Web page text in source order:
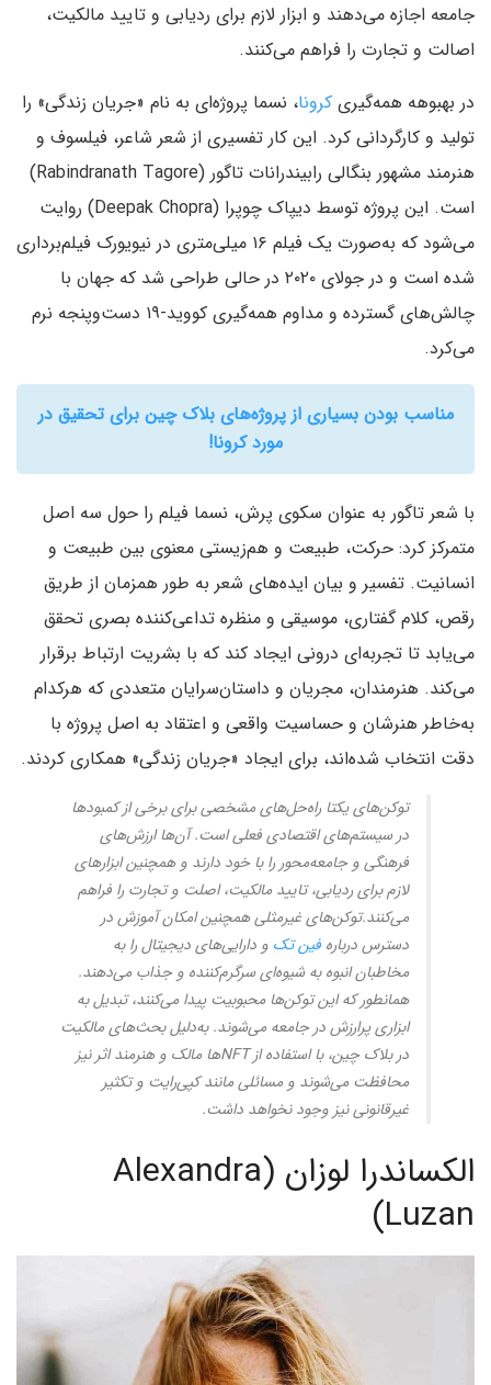
جامعه اجازه می‌دهند و ابزار لازم برای ردیابی و تایید مالکیت،
اصالت و تجارت را فراهم می‌کنند.
در بهبوهه همه‌گیری کرونا، نسما پروژه‌ای به نام «جریان زندگی» را
تولید و کارگردانی کرد. این کار تفسیری از شعر شاعر، فیلسوف و
هنرمند مشهور بنگالی رابیندرانات تاگور (Rabindranath Tagore)
است. این پروژه توسط دیپاک چوپرا (Deepak Chopra) روایت
می‌شود که به‌صورت یک فیلم ۱۶ میلی‌متری در نیویورک فیلم‌برداری
شده است و در جولای ۲۰۲۰ در حالی طراحی شد که جهان با
چالش‌های گسترده و مداوم همه‌گیری کووید-۱۹ دست‌و‌پنجه نرم
می‌کرد.
مناسب بودن بسیاری از پروژه‌های بلاک چین برای تحقیق در
مورد کرونا!
با شعر تاگور به عنوان سکوی پرش، نسما فیلم را حول سه اصل
متمرکز کرد: حرکت، طبیعت و هم‌زیستی معنوی بین طبیعت و
انسانیت. تفسیر و بیان ایده‌های شعر به طور همزمان از طریق
رقص، کلام گفتاری، موسیقی و منظره تداعی‌کننده بصری تحقق
می‌یابد تا تجربه‌ای درونی ایجاد کند که با بشریت ارتباط برقرار
می‌کند. هنرمندان، مجریان و داستان‌سرایان متعددی که هرکدام
به‌خاطر هنرشان و حساسیت واقعی و اعتقاد به اصل پروژه با
دقت انتخاب شده‌اند، برای ایجاد «جریان زندگی» همکاری کردند.
توکن‌های یکتا راه‌حل‌های مشخصی برای برخی از کمبودها
در سیستم‌های اقتصادی فعلی است. آن‌ها ارزش‌های
فرهنگی و جامعه‌محور را با خود دارند و همچنین ابزارهای
لازم برای ردیابی، تایید مالکیت، اصلت و تجارت را فراهم
می‌کنند.توکن‌های غیرمثلی همچنین امکان آموزش در
دسترس درباره فین‌ تک و دارایی‌های دیجیتال را به
مخاطبان انبوه به شیوه‌ای سرگرم‌کننده و جذاب می‌دهند.
همانطور که این توکن‌ها محبوبیت پیدا می‌کنند، تبدیل به
ابزاری پرارزش در جامعه می‌شوند. به‌دلیل بحث‌های مالکیت
در بلاک چین، با استفاده از NFTها مالک و هنرمند اثر نیز
محافظت می‌شوند و مسائلی مانند کپی‌رایت و تکثیر
غیرقانونی نیز وجود نخواهد داشت.
الکساندرا لوزان (Alexandra
Luzan)